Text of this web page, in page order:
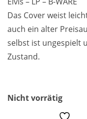
Das Cover weist
auch ein alter
selbst ist ungespielt
Zustand.
Nicht vorrätig